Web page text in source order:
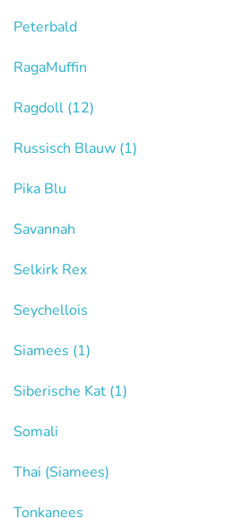
Peterbald
RagaMuffin
Ragdoll (12)
Russisch Blauw (1)
Pika Blu
Savannah
Selkirk Rex
Seychellois
Siamees (1)
Siberische Kat (1)
Somali
Thai (Siamees)
Tonkanees